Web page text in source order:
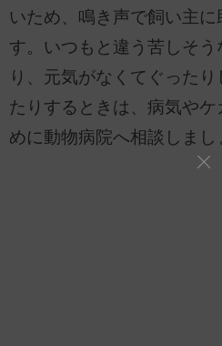
いため、鳴き声で飼い主
す。いつもと違う苦しそ
り、元気がなくてぐった
たりするときは、病気や
めに動物病院へ相談しまし